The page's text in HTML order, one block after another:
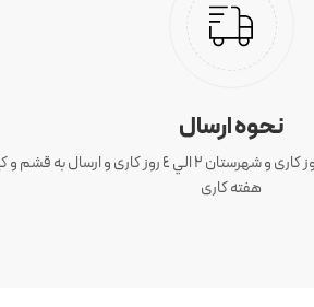
نحوه ارسال
ارسال سفارش های تهران 1 الی 3 روز کاری و شهرستان ٢ الي ٤ روز کاری
هفته کاری